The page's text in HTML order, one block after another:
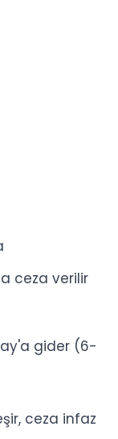
ceza verilir
gider (6-
ceza infaz